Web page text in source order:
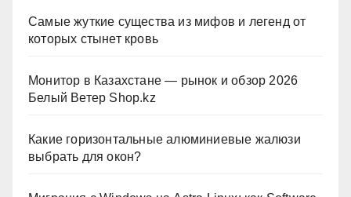
Самые жуткие существа из мифов и легенд от
которых стынет кровь
Монитор в Казахстане — рынок и обзор 2026
Белый Ветер Shop.kz
Какие горизонтальные алюминиевые жалюзи
выбрать для окон?